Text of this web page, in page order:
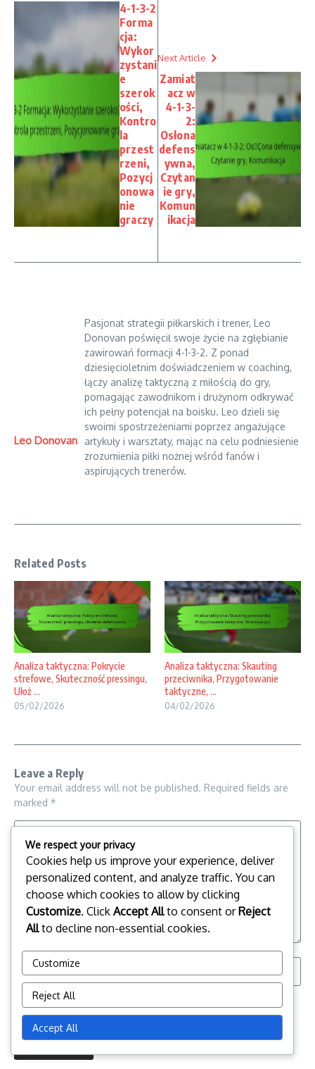
4-1-3-2
Forma
cja:
Wykor
zystani
e
szerok
ości,
Kontro
la
przest
rzeni,
Pozycj
onowa
nie
graczy
Next Article
Zamiat
acz w
4-1-3-
2:
Osłona
defens
ywna,
Czytan
ie gry,
Komun
ikacja
Leo Donovan
Pasjonat strategii piłkarskich i trener, Leo
Donovan poświęcił swoje życie na zgłębianie
zawirowań formacji 4-1-3-2. Z ponad
dziesięcioletnim doświadczeniem w coaching,
łączy analizę taktyczną z miłością do gry,
pomagając zawodnikom i drużynom odkrywać
ich pełny potencjał na boisku. Leo dzieli się
swoimi spostrzeżeniami poprzez angażujące
artykuły i warsztaty, mając na celu podniesienie
zrozumienia piłki nożnej wśród fanów i
aspirujących trenerów.
Related Posts
Analiza taktyczna: Pokrycie
strefowe, Skuteczność pressingu,
Ułoż ...
05/02/2026
Analiza taktyczna: Skauting
przeciwnika, Przygotowanie
taktyczne, ...
04/02/2026
Leave a Reply
Your email address will not be published. Required fields are
marked *
Save my name, email, and website in this browser for the
next time I comment.
We respect your privacy
Cookies help us improve your experience, deliver
personalized content, and analyze traffic. You can
choose which cookies to allow by clicking
Customize. Click Accept Allto consent orReject
Allto decline non-essential cookies.
Customize
Reject All
Accept All